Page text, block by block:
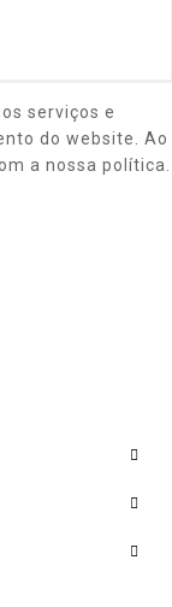
serviços e
do website. Ao
a nossa política.